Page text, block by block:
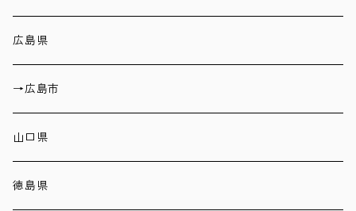
広島県
→広島市
山口県
徳島県